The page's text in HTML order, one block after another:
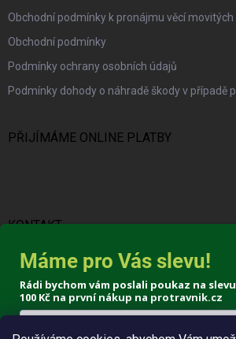
Obchodní podmínky k pronájmu věcí movitých
Obchodní podmínky
Podmínky ochrany osobních údajů
Podmínky dohody o náhradě škody v případě
PŘIJÍMÁME ONLINE PLATBY
KONTAKT
info@protravnik.cz
+420 724 308 341
Máme pro Vás slevu!
Rádi bychom vám poslali poukaz na slevu
100 Kč na první nákup na protravnik.cz